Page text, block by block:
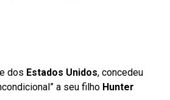
dos Estados Unidos, concedeu
a seu filho Hunter